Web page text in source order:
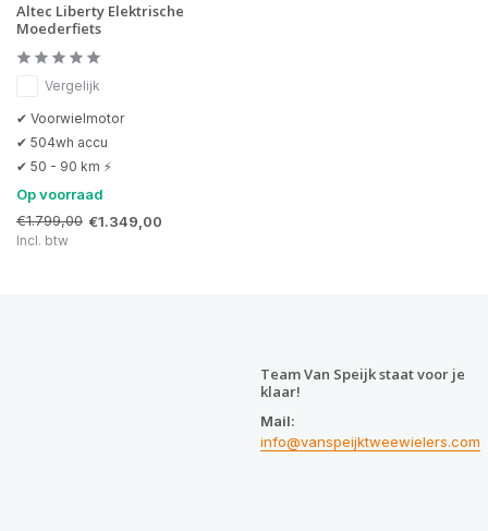
Altec Liberty Elektrische
Moederfiets
Vergelijk
✔ Voorwielmotor
✔ 504wh accu
✔ 50 - 90 km ⚡
Op voorraad
€1.799,00 €1.349,00
Incl. btw
Team Van Speijk staat voor je
klaar!
Mail:
info@vanspeijktweewielers.com